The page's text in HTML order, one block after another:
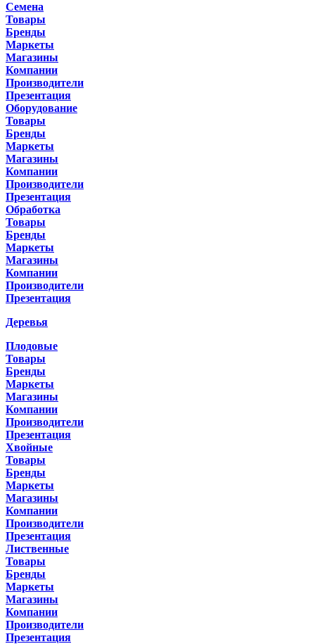
Семена
Товары
Бренды
Маркеты
Магазины
Компании
Производители
Презентация
Оборудование
Товары
Бренды
Маркеты
Магазины
Компании
Производители
Презентация
Обработка
Товары
Бренды
Маркеты
Магазины
Компании
Производители
Презентация
Деревья
Плодовые
Товары
Бренды
Маркеты
Магазины
Компании
Производители
Презентация
Хвойные
Товары
Бренды
Маркеты
Магазины
Компании
Производители
Презентация
Лиственные
Товары
Бренды
Маркеты
Магазины
Компании
Производители
Презентация